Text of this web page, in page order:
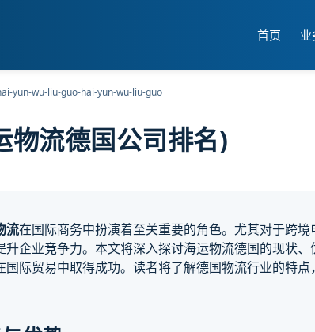
首页 业
yun-wu-liu-guo-hai-yun-wu-liu-guo
物流德国公司排名)
流在国际商务中扮演着至关重要的角色。尤其对于跨
企业竞争力。本文将深入探讨海运物流德国的现状
际贸易中取得成功。读者将了解德国物流行业的特